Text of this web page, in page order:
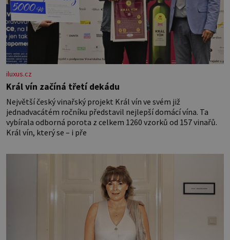
iluxus.cz
Král vín začíná třetí dekádu
Největší český vinařský projekt Král vín ve svém již
jednadvacátém ročníku představil nejlepší domácí vína. Ta
vybírala odborná porota z celkem 1260 vzorků od 157 vinařů.
Král vín, který se – i pře